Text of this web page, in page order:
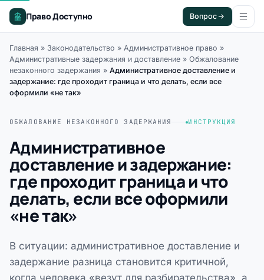
Право Доступно Вопрос
Главная » Законодательство » Административное право »
Административные задержания и доставление » Обжалование
незаконного задержания » Административное доставление и
задержание: где проходит граница и что делать, если все
оформили «не так»
ОБЖАЛОВАНИЕ НЕЗАКОННОГО ЗАДЕРЖАНИЯ ИНСТРУКЦИЯ
Административное
доставление и задержание:
где проходит граница и что
делать, если все оформили
«не так»
В ситуации: административное доставление и
задержание разница становится критичной,
когда человека «везут для разбирательства», а